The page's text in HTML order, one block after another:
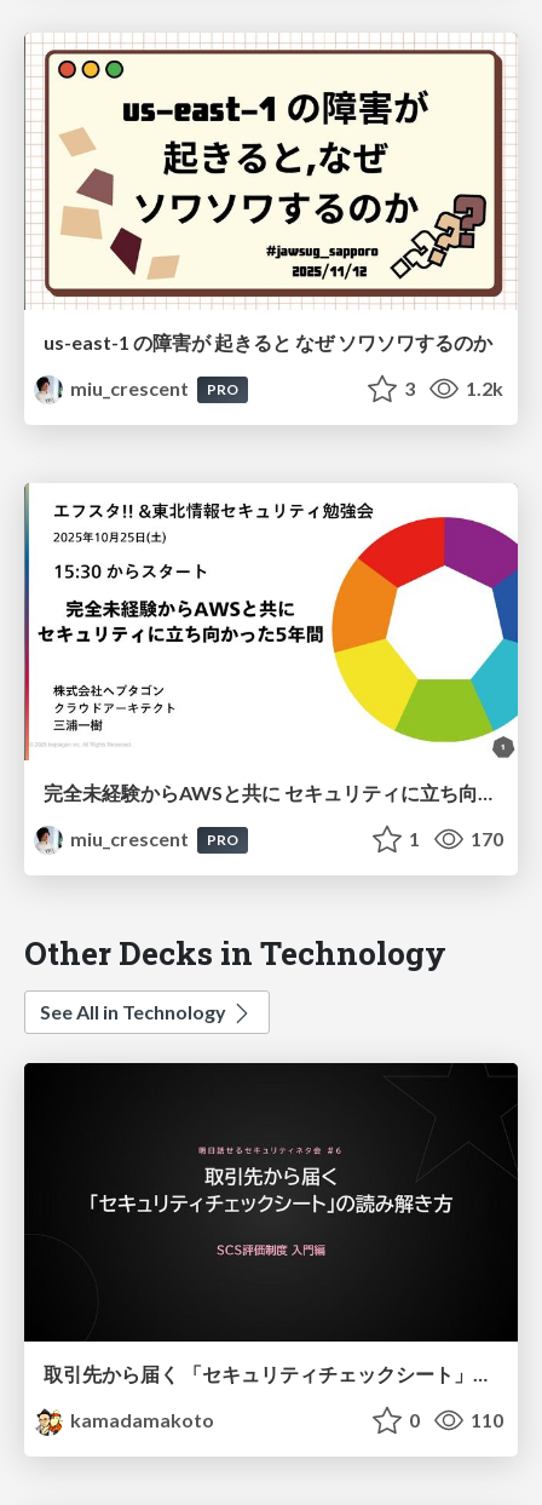
us-east-1 の障害が 起きると なぜ ソワソワするのか
miu_crescent
PRO 3 1.2k
完全未経験からAWSと共に セキュリティに立ち向かった半生
miu_crescent
PRO 1 170
Other Decks in Technology
See All in Technology
kamadamakoto
0 110